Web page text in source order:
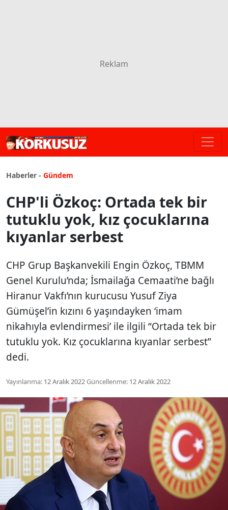
Haberler - Gündem
CHP'li Özkoç: Ortada tek bir
tutuklu yok, kız çocuklarına
kıyanlar serbest
CHP Grup Başkanvekili Engin Özkoç, TBMM
Genel Kurulu’nda; İsmailağa Cemaati’ne bağlı
Hiranur Vakfı’nın kurucusu Yusuf Ziya
Gümüşel’in kızını 6 yaşındayken ‘imam
nikahıyla evlendirmesi’ ile ilgili “Ortada tek bir
tutuklu yok. Kız çocuklarına kıyanlar serbest”
dedi.
Yayınlanma: 12 Aralık 2022Güncellenme: 12 Aralık 2022